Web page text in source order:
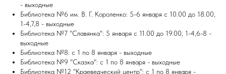
- выходные
Библиотека №6 им. В. Г. Короленко: 5-6 января с 10.00 до 18.00,
1-4,7,8 - выходные
Библиотека №7 "Славянка": 5 января с 11.00 до 19.00, 1-4,6-8 -
выходные
Библиотека №8: с 1 по 8 января - выходные
Библиотека №9 "Сказка": с 1 по 8 января - выходные
Библиотека №12 "Краеведческий центр": с 1 по 8 января -